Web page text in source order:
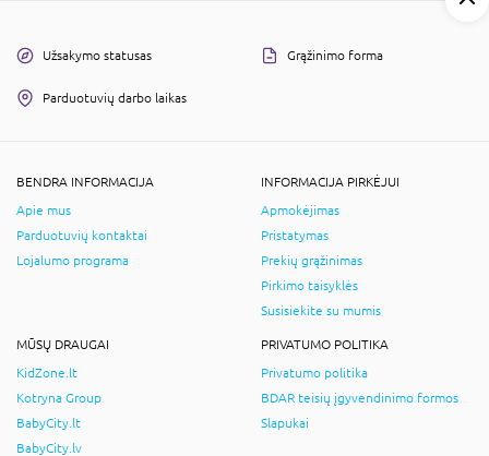
Užsakymo statusas Grąžinimo forma
Parduotuvių darbo laikas
BENDRA INFORMACIJA
Apie mus
Parduotuvių kontaktai
Lojalumo programa
INFORMACIJA PIRKĖJUI
Apmokėjimas
Pristatymas
Prekių grąžinimas
Pirkimo taisyklės
Susisiekite su mumis
MŪSŲ DRAUGAI
KidZone.lt
Kotryna Group
BabyCity.lt
BabyCity.lv
PRIVATUMO POLITIKA
Privatumo politika
BDAR teisių įgyvendinimo formos
Slapukai